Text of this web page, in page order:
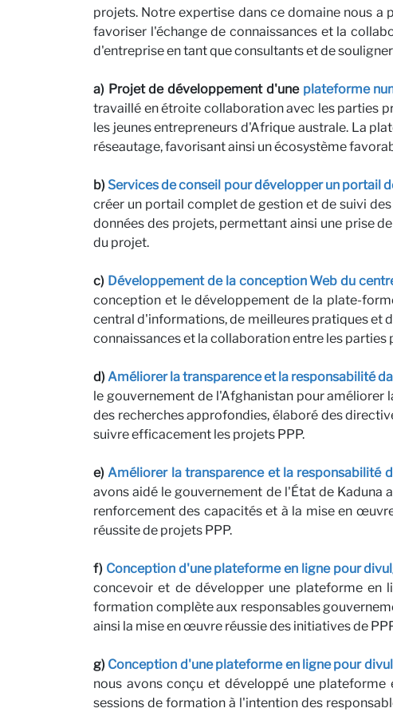
nous
projets. Notre expertise dans ce domaine nous
favoriser l'échange de connaissances et la
d'entreprise en tant que consultants et de
a) Projet de développement d'une plateforme
travaillé en étroite collaboration avec les parties
les jeunes entrepreneurs d'Afrique australe. La
réseautage, favorisant ainsi un écosystème
b) Services de conseil pour développer un portail
créer un portail complet de gestion et de suivi
données des projets, permettant ainsi une prise
du projet.
c) Développement de la conception Web du
conception et le développement de la plate-
central d'informations, de meilleures pratiques et
connaissances et la collaboration entre les parties
d)Améliorer la transparence et la responsabilité
le gouvernement de l'Afghanistan pour améliorer
des recherches approfondies, élaboré des
suivre efficacement les projets PPP.
e) Améliorer la transparence et la responsabilité
avons aidé le gouvernement de l'État de Kaduna
renforcement des capacités et à la mise en
réussite de projets PPP.
f) Conception d'une plateforme en ligne pour
concevoir et de développer une plateforme en
formation complète aux responsables
ainsi la mise en œuvre réussie des initiatives de
g) Conception d'une plateforme en ligne pour
nous avons conçu et développé une
sessions de formation à l'intention des